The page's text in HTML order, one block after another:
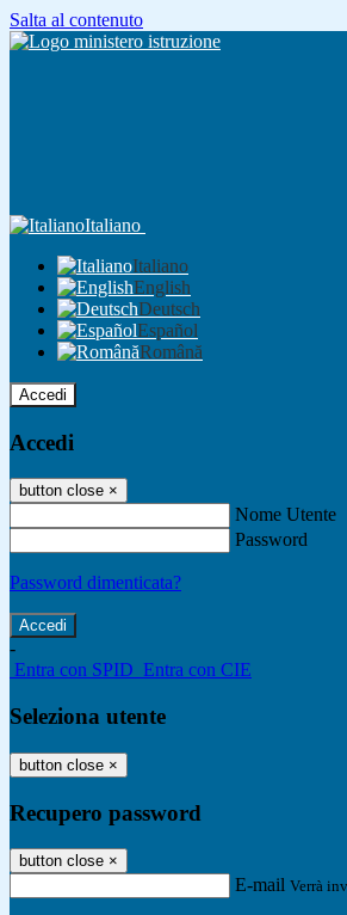
Salta al contenuto
Italiano
Italiano
English
Deutsch
Español
Română
Accedi
Accedi
button close ×
Nome Utente
Password
Password dimenticata?
-
Entra con SPID Entra con CIE
Seleziona utente
button close ×
Recupero password
button close ×
E-mail Verrà